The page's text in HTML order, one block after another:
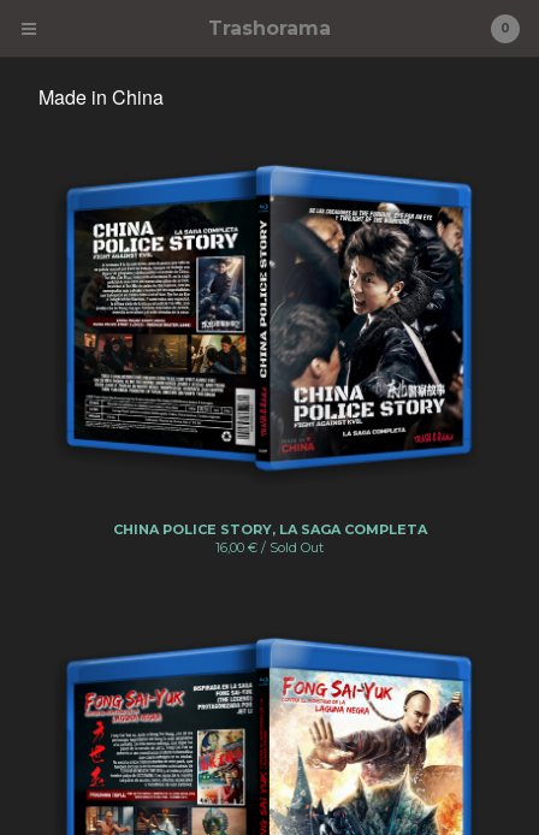
0,00
€
0
Products
Novedades
Trash-o-Rama
Trash-o-Rama Premiere
Libros
Agotadas
Información
0
Trashorama
Made in China
CHINA POLICE STORY, LA SAGA COMPLETA
16,00 € / Sold Out